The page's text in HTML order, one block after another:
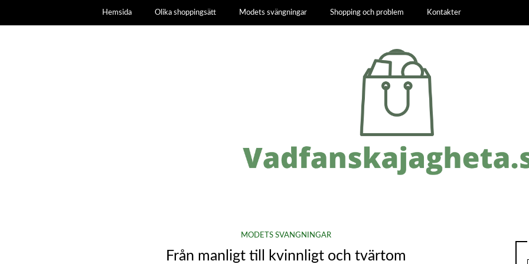
Hemsida Olika shoppingsätt Modets svängningar Shopping och problem Kontakter
MODETS SVÄNGNINGAR
Från manligt till kvinnligt och tvärtom